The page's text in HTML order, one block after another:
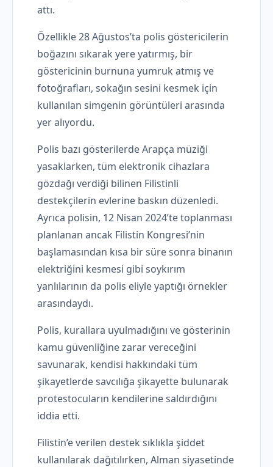
attı.
Özellikle 28 Ağustos’ta polis göstericilerin
boğazını sıkarak yere yatırmış, bir
göstericinin burnuna yumruk atmış ve
fotoğrafları, sokağın sesini kesmek için
kullanılan simgenin görüntüleri arasında
yer alıyordu.
Polis bazı gösterilerde Arapça müziği
yasaklarken, tüm elektronik cihazlara
gözdağı verdiği bilinen Filistinli
destekçilerin evlerine baskın düzenledi.
Ayrıca polisin, 12 Nisan 2024’te toplanması
planlanan ancak Filistin Kongresi’nin
başlamasından kısa bir süre sonra binanın
elektriğini kesmesi gibi soykırım
yanlılarının da polis eliyle yaptığı örnekler
arasındaydı.
Polis, kurallara uyulmadığını ve gösterinin
kamu güvenliğine zarar vereceğini
savunarak, kendisi hakkındaki tüm
şikayetlerde savcılığa şikayette bulunarak
protestocuların kendilerine saldırdığını
iddia etti.
Filistin’e verilen destek sıklıkla şiddet
kullanılarak dağıtılırken, Alman siyasetinde